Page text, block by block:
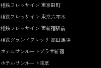
相鉄フレッサイン 東京田町
相鉄フレッサイン 東京六本木
相鉄フレッサイン 東新宿駅前
相鉄グランドフレッサ 高田馬場
ホテルサンルートプラザ新宿
ホテルサンルート浅草